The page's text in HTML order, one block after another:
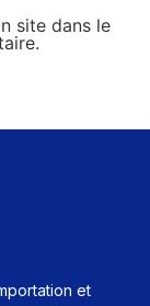
site dans le
et